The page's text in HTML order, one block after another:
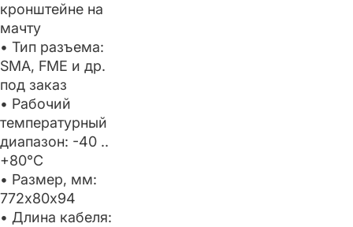
кронштейне на
мачту
• Тип разъема:
SMA, FME и др.
под заказ
• Рабочий
температурный
диапазон: -40 ..
+80°C
• Размер, мм:
772х80х94
• Длина кабеля: